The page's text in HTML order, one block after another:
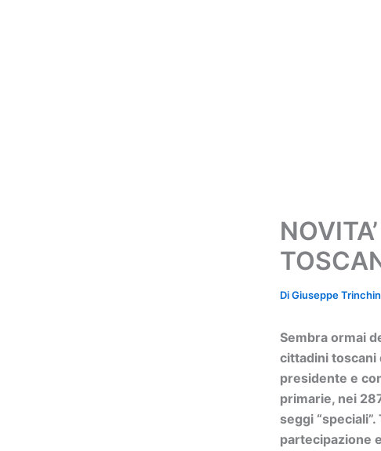
DiGiuseppe
Sembra ormai
cittadini toscani
presidente e
primarie, nei
seggi
partecipazione